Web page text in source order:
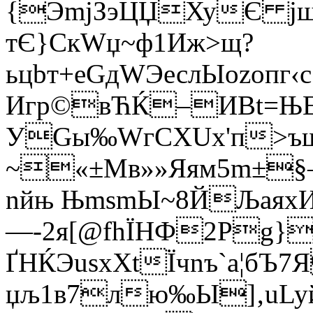
{ЭmjЗэЦЏХуЄ
тЄ}CкWџ~ф1Иж>щ?
УGы‰WгCХUх'п
nйњ
—-
ҐНЌЭuѕхХt
џљ1в7л